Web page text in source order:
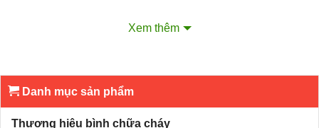
Điện áp tín hiệu Loop:25.3 – 39 VDC.
Dòng tiêu thụ trung bình:Khoảng 420µA.
Dòng điện ngõ ra tối đa:
Nhiệt độ hoạt động:0°C – 49°C (32°F – 120°F).
Xem thêm
Danh mục sản phẩm
Thương hiệu bình chữa cháy